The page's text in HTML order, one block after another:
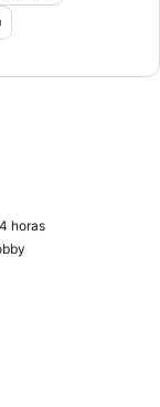
horas